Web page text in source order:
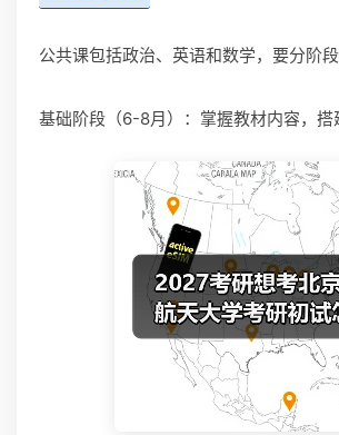
公共课包括政治、英语和数学，要分阶段
基础阶段（6-8月）：掌握教材内容，搭